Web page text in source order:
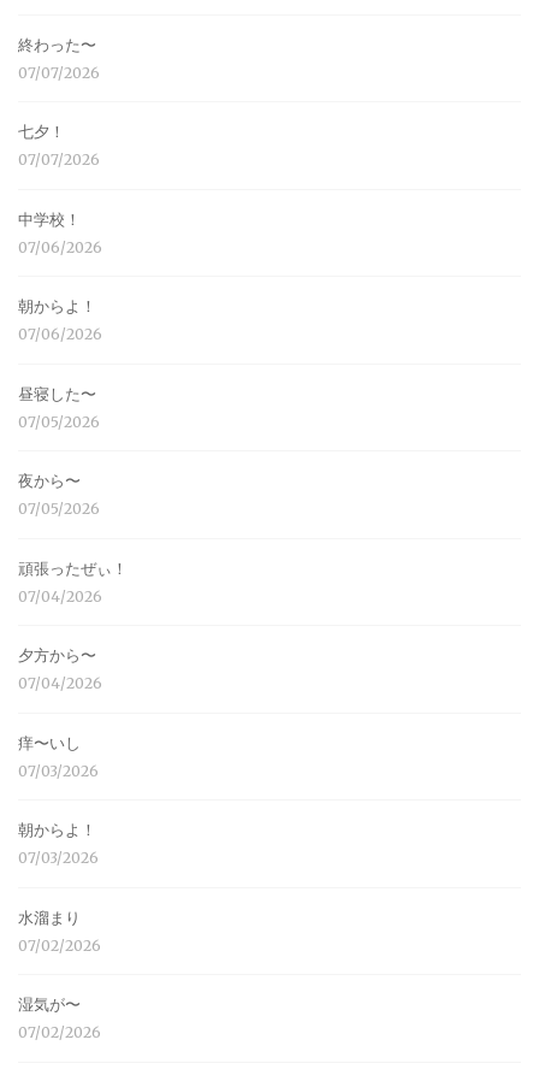
終わった〜
07/07/2026
七夕！
07/07/2026
中学校！
07/06/2026
朝からよ！
07/06/2026
昼寝した〜
07/05/2026
夜から〜
07/05/2026
頑張ったぜぃ！
07/04/2026
夕方から〜
07/04/2026
痒〜いし
07/03/2026
朝からよ！
07/03/2026
水溜まり
07/02/2026
湿気が〜
07/02/2026